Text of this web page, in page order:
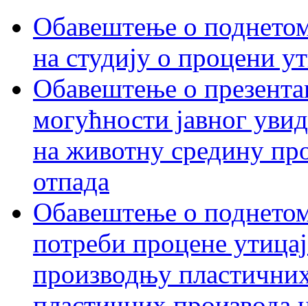
Обавештење о поднетом
на студију о процени
Обавештење о
могућности јавног
на животну средину
отпада
Обавештење о
потреби процене
производњу